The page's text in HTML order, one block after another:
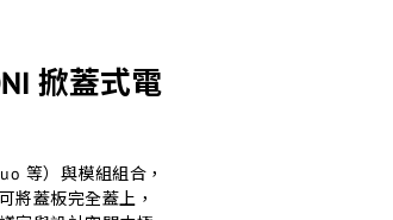
掀蓋式電
等）與模組組合，
將蓋板完全蓋上，